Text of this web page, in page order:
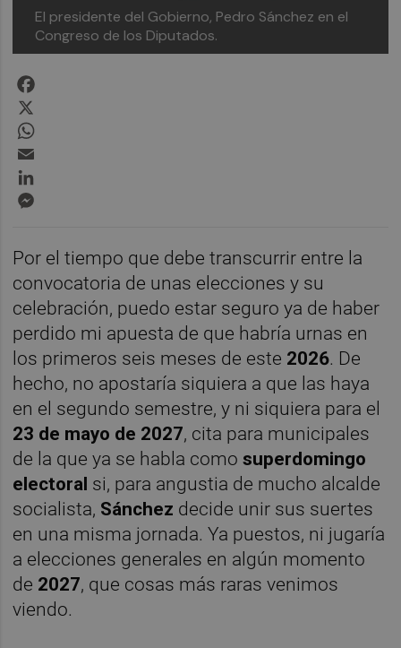
El presidente del Gobierno, Pedro Sánchez en el
Congreso de los Diputados.
Por el tiempo que debe transcurrir entre la
convocatoria de unas elecciones y su
celebración, puedo estar seguro ya de haber
perdido mi apuesta de que habría urnas en
los primeros seis meses de este 2026. De
hecho, no apostaría siquiera a que las haya
en el segundo semestre, y ni siquiera para el
23 de mayo de 2027, cita para municipales
de la que ya se habla comosuperdomingo
electoral si, para angustia de mucho alcalde
socialista, Sánchez decide unir sus suertes
en una misma jornada. Ya puestos, ni jugaría
a elecciones generales en algún momento
de 2027, que cosas más raras venimos
viendo.